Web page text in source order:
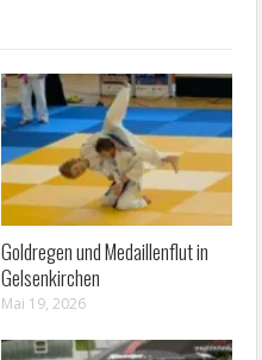
Goldregen und Medaillenflut in
Gelsenkirchen
Mai 19, 2026